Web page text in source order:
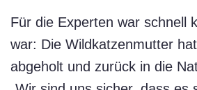
Für die Experten war schnell
war: Die Wildkatzenmutter
abgeholt und zurück in die